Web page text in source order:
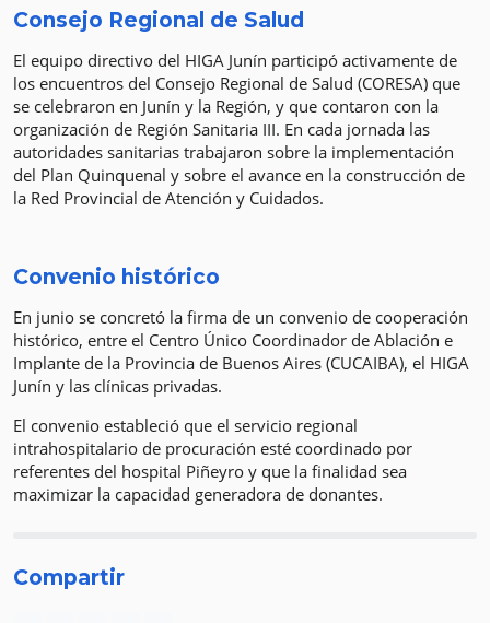
Consejo Regional de Salud
El equipo directivo del HIGA Junín participó activamente de
los encuentros del Consejo Regional de Salud (CORESA) que
se celebraron en Junín y la Región, y que contaron con la
organización de Región Sanitaria III. En cada jornada las
autoridades sanitarias trabajaron sobre la implementación
del Plan Quinquenal y sobre el avance en la construcción de
la Red Provincial de Atención y Cuidados.
Convenio histórico
En junio se concretó la firma de un convenio de cooperación
histórico, entre el Centro Único Coordinador de Ablación e
Implante de la Provincia de Buenos Aires (CUCAIBA), el HIGA
Junín y las clínicas privadas.
El convenio estableció que el servicio regional
intrahospitalario de procuración esté coordinado por
referentes del hospital Piñeyro y que la finalidad sea
maximizar la capacidad generadora de donantes.
Compartir